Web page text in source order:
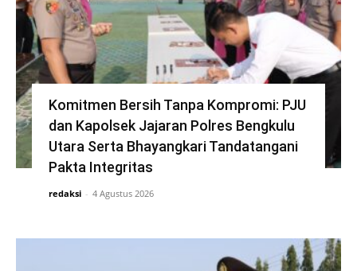
Komitmen Bersih Tanpa Kompromi: PJU
dan Kapolsek Jajaran Polres Bengkulu
Utara Serta Bhayangkari Tandatangani
Pakta Integritas
redaksi - 4 Agustus 2026